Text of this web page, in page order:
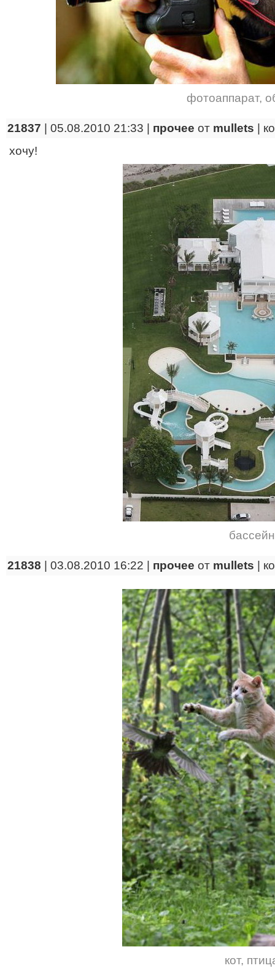
фотоаппарат,
21837 | 05.08.2010 21:33 | прочее от mullets
хочу!
бассейн
21838 | 03.08.2010 16:22 | прочее от mullets
кот,